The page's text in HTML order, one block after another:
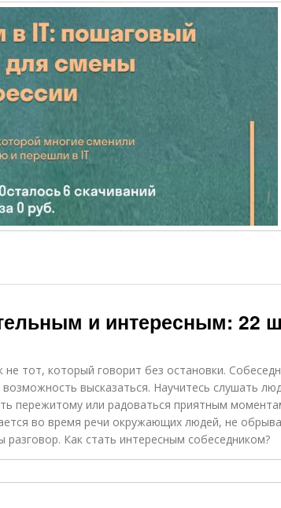
и интересным: 22
тот, который говорит без остановки.
высказаться. Научитесь слушать
пережитому или радоваться приятным
во время речи окружающих людей, не
разговор. Как стать интересным собеседником?